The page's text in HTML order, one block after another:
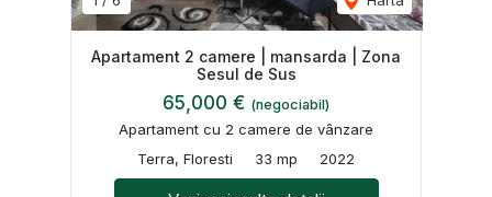
Apartament 2 camere | mansarda | Zona
Sesul de Sus
65,000 € (negociabil)
Apartament cu 2 camere de vânzare
Terra, Floresti
33 mp 2022